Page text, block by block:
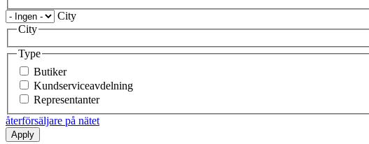
City
City
Type
Butiker
Kundserviceavdelning
Representanter
återförsäljare på nätet
Apply